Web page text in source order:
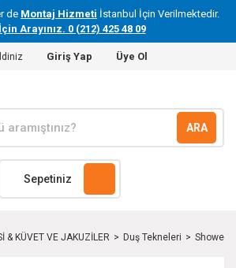
de Montaj Hizmeti İstanbul İçin Verilmektedir.
Arayınız. 0 (212) 425 48 09
Giriş Yap Üye Ol
ARA
Sepetiniz
& KÜVET VE JAKUZİLER Duş Tekneleri Shower